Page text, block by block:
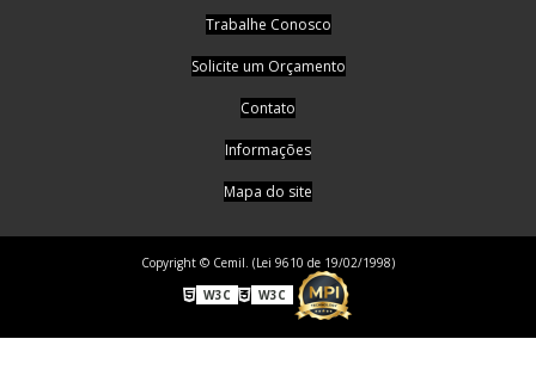
Trabalhe Conosco
Solicite um Orçamento
Contato
Informações
Mapa do site
Copyright © Cemil. (Lei 9610 de 19/02/1998)
W3C
W3C